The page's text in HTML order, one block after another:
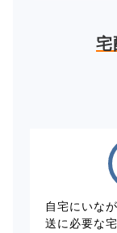
宅
自宅にいな
送に必要な